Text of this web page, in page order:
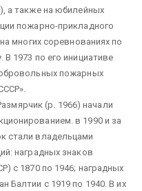
а также на юбилейных
пожарно-прикладного
многих соревнованиях по
1973 по его инициативе
пожарных
(р. 1966) начали
в 1990 и за
стали владельцами
наградных знаков
с 1870 по 1946; наградных
Балтии с 1919 по 1940. В их